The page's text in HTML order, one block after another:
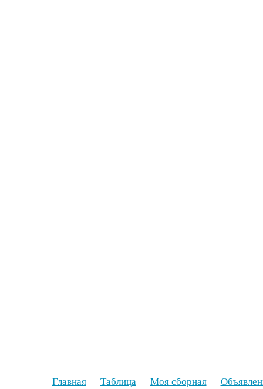
Главная Таблица Моя сборная